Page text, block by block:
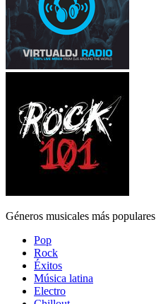
Géneros musicales más populares
Pop
Rock
Éxitos
Música latina
Electro